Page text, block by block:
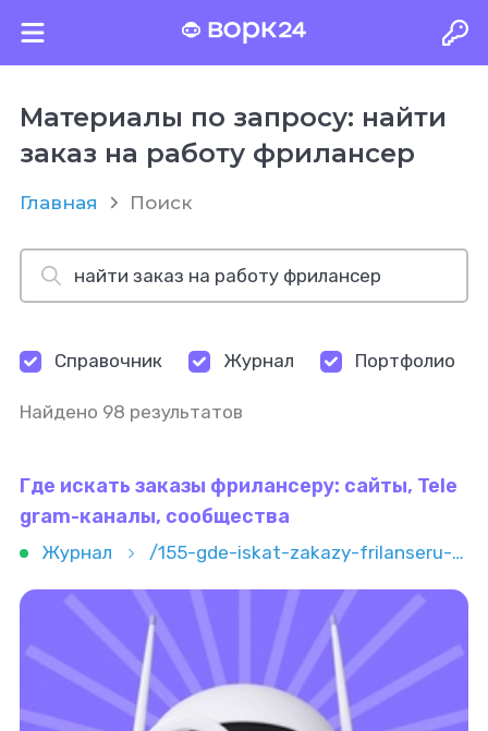
Материалы по запросу: найти
заказ на работу фрилансер
Главная Поиск
Справочник Журнал Портфолио
Найдено 98 результатов
Где искать заказы фрилансеру: сайты, Tele
gram-каналы, сообщества
Журнал /155-gde-iskat-zakazy-frilanseru-sayty-telegram-kanaly-soobshchestva